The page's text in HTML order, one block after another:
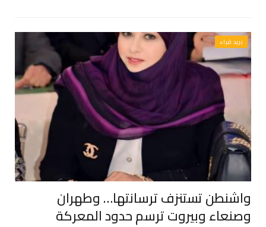
بريد قراء
واشنطن تستنزف ترسانتها… وطهران
وصنعاء وبيروت ترسم حدود المعركة